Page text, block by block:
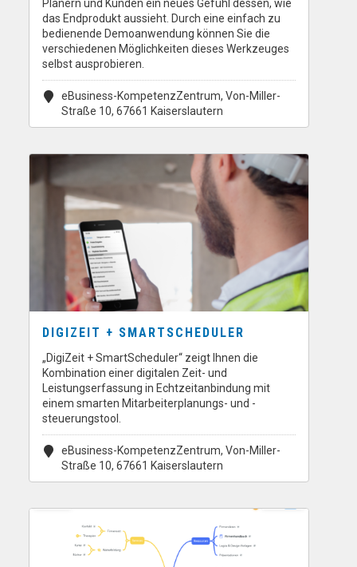
Planern und Kunden ein neues Gefühl dessen, wie
das Endprodukt aussieht. Durch eine einfach zu
bedienende Demoanwendung können Sie die
verschiedenen Möglichkeiten dieses Werkzeuges
selbst ausprobieren.
eBusiness-KompetenzZentrum, Von-Miller-
Straße 10, 67661 Kaiserslautern
DIGIZEIT + SMARTSCHEDULER
„DigiZeit + SmartScheduler“ zeigt Ihnen die
Kombination einer digitalen Zeit- und
Leistungserfassung in Echtzeitanbindung mit
einem smarten Mitarbeiterplanungs- und -
steuerungstool.
eBusiness-KompetenzZentrum, Von-Miller-
Straße 10, 67661 Kaiserslautern